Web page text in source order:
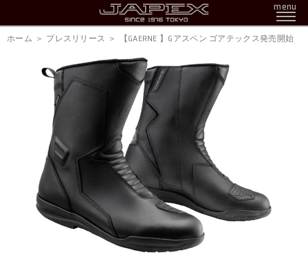
menu
ホーム プレスリリース 【GAERNE 】Gアスペン ゴアテックス発売開始